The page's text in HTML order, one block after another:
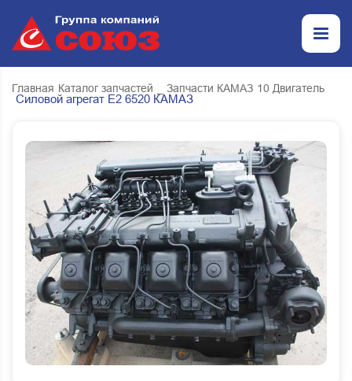
Главная Каталог запчастей _ Запчасти КАМАЗ 10 Двигатель
Силовой агрегат Е2 6520 КАМАЗ